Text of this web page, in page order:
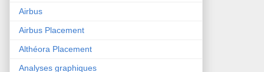
Airbus
Airbus Placement
Althéora Placement
Analyses graphiques